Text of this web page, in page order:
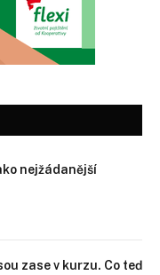
nejžádanější
zase v kurzu. Co teď